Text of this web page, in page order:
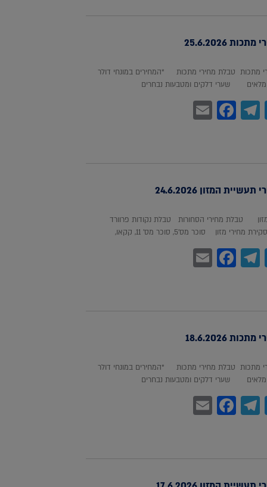
25.6.2026
מתכות טבלת מחירי מתכות *המחירים במונחי דולר
שערי דלקים ומטבעות נבחרים
Twitter
Telegram
Facebook
Email
המזון 24.6.2026
טבלת מחירי הסחורות טבלת נקודות פרוורד
מזון סוכר מס'5, סוכר מס' 11, קקאו,
Twitter
Telegram
Facebook
Email
18.6.2026
מתכות טבלת מחירי מתכות *המחירים במונחי דולר
שערי דלקים ומטבעות נבחרים
Twitter
Telegram
Facebook
Email